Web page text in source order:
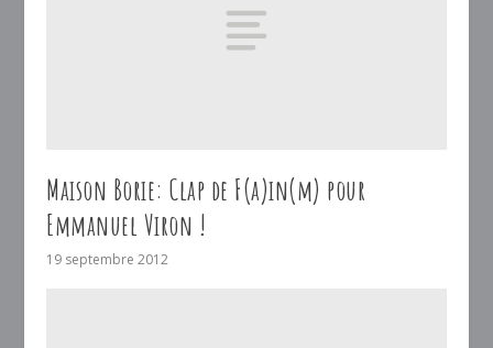
Maison Borie: Clap de F(a)in(m) pour
Emmanuel Viron !
19 septembre 2012